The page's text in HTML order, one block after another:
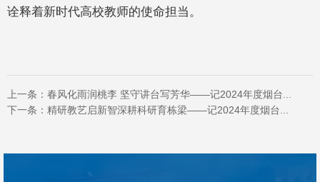
诠释着新时代高校教师的使命担当。
上一条： 春风化雨润桃李 坚守讲台写芳华——记2024年度烟台...
下一条： 精研教艺启新智深耕科研育栋梁——记2024年度烟台...